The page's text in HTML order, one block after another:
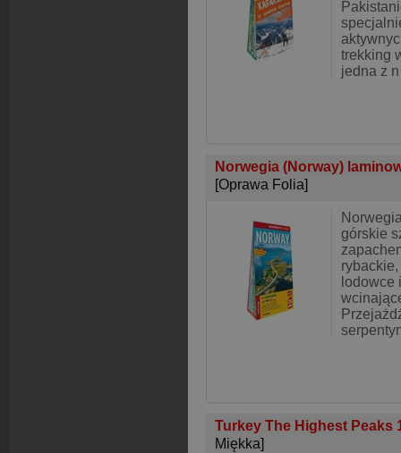
trekking
jedna z n
Norwegia (Norway)
[Oprawa Folia]
górskie
lodowce
Turkey The Highest Peaks
Miękka]